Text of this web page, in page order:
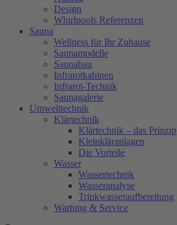
Design
Whirlpools Referenzen
Sauna
Wellness für Ihr Zuhause
Saunamodelle
Saunabau
Infrarotkabinen
Infrarot-Technik
Saunagalerie
Umwelttechnik
Klärtechnik
Klärtechnik – das Prinzip
Kleinkläranlagen
Die Vorteile
Wasser
Wassertechnik
Wasseranalyse
Trinkwasseraufbereitung
Wartung & Service